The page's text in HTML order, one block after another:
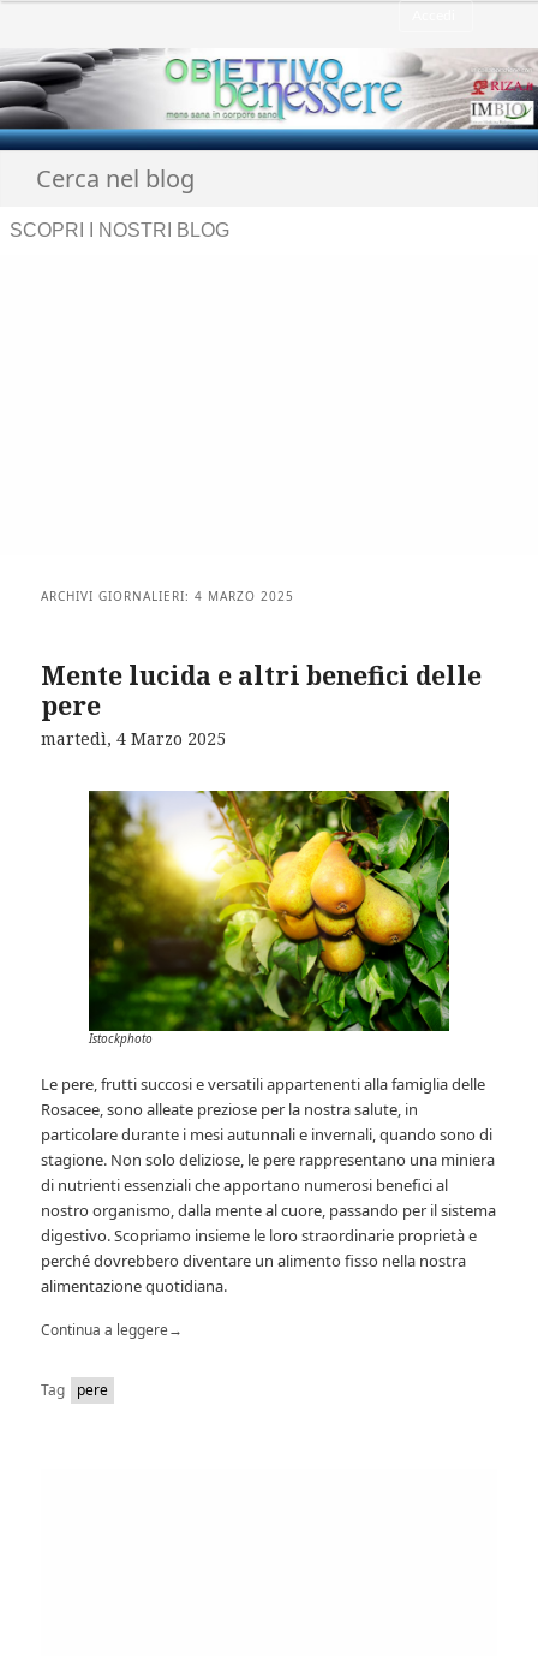
ARCHIVI GIORNALIERI:4 MARZO 2025
Mente lucida e altri benefici delle
pere
martedì, 4 Marzo 2025
Istockphoto
Le pere, frutti succosi e versatili appartenenti alla famiglia delle
Rosacee, sono alleate preziose per la nostra salute, in
particolare durante i mesi autunnali e invernali, quando sono di
stagione. Non solo deliziose, le pere rappresentano una miniera
di nutrienti essenziali che apportano numerosi benefici al
nostro organismo, dalla mente al cuore, passando per il sistema
digestivo. Scopriamo insieme le loro straordinarie proprietà e
perché dovrebbero diventare un alimento fisso nella nostra
alimentazione quotidiana.
Continua a leggere→
Tag pere